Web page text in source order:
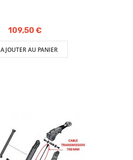
109,50 €
AJOUTER AU PANIER